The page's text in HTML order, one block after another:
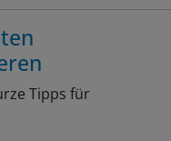
Tipps für